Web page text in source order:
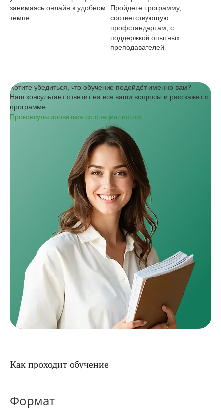
занимаясь онлайн в удобном
темпе
Пройдете программу,
соответствующую
профстандартам, с
поддержкой опытных
преподавателей
Хотите убедиться, что обучение подойдёт именно вам?
Наш консультант ответит на все ваши вопросы и расскажет о
программе
Проконсультироваться со специалистом
Как проходит обучение
Формат